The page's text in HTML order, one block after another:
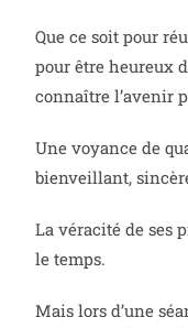
Que ce soit pour
pour être heureux
connaître l’avenir
Une voyance de
bienveillant,
La véracité de ses
le temps.
Mais lors d’une